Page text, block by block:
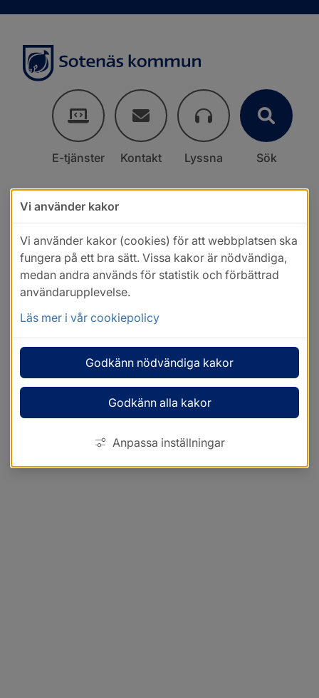
E-tjänster Kontakt Lyssna Sök
Vi använder kakor
Vi använder kakor (cookies) för att webbplatsen ska
fungera på ett bra sätt. Vissa kakor är nödvändiga,
medan andra används för statistik och förbättrad
användarupplevelse.
Läs mer i vår cookiepolicy
Godkänn nödvändiga kakor
Godkänn alla kakor
Anpassa inställningar